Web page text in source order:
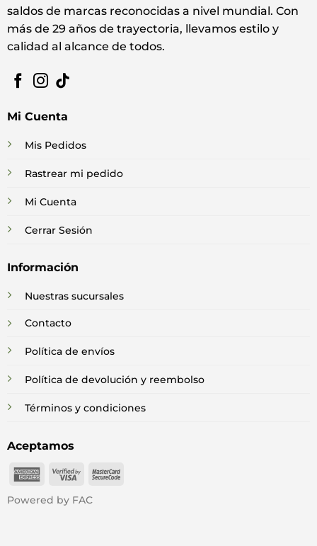
saldos de marcas reconocidas a nivel mundial. Con
más de 29 años de trayectoria, llevamos estilo y
calidad al alcance de todos.
Mi Cuenta
Mis Pedidos
Rastrear mi pedido
Mi Cuenta
Cerrar Sesión
Información
Nuestras sucursales
Contacto
Política de envíos
Política de devolución y reembolso
Términos y condiciones
Aceptamos
American
Visa
MasterCard
Powered by FAC